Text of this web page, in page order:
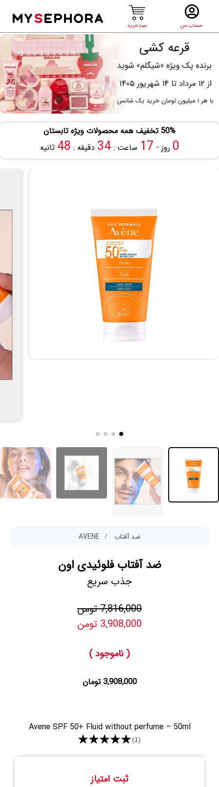
حساب من سبدخرید
MYSEPHORA
50% تخفیف همه محصولات ویژه تابستان
0 روز - 17 ساعت :34 دقیقه : 48 ثانیه
ضد آفتاب AVENE
ضد آفتاب فلوئیدی اون
جذب سریع
7,816,000 تومن
3,908,000 تومن
( ناموجود )
3,908,000 تومان
Avene SPF 50+ Fluid without perfume – 50ml
★★★★★(1)
ثبت امتیاز